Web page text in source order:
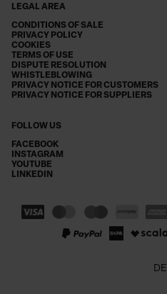
LEGAL AREA
CONDITIONS OF SALE
PRIVACY POLICY
COOKIES
TERMS OF USE
DISPUTE RESOLUTION
WHISTLEBLOWING
PRIVACY NOTICE FOR CUSTOMERS
PRIVACY NOTICE FOR SUPPLIERS
FOLLOW US
FACEBOOK
INSTAGRAM
YOUTUBE
LINKEDIN
DE